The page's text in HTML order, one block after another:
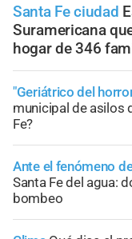
Santa Fe ciudad
Suramericana
hogar de 346
"Geriátrico del
municipal de asilos
Fe?
Ante el fenómeno
Santa Fe del agua:
bombeo